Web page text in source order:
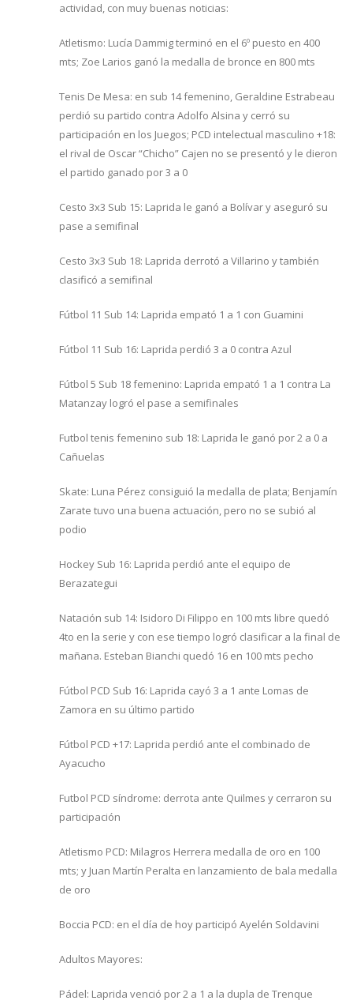
actividad, con muy buenas noticias:
Atletismo: Lucía Dammig terminó en el 6º puesto en 400
mts; Zoe Larios ganó la medalla de bronce en 800 mts
Tenis De Mesa: en sub 14 femenino, Geraldine Estrabeau
perdió su partido contra Adolfo Alsina y cerró su
participación en los Juegos; PCD intelectual masculino +18:
el rival de Oscar “Chicho” Cajen no se presentó y le dieron
el partido ganado por 3 a 0
Cesto 3x3 Sub 15: Laprida le ganó a Bolívar y aseguró su
pase a semifinal
Cesto 3x3 Sub 18: Laprida derrotó a Villarino y también
clasificó a semifinal
Fútbol 11 Sub 14: Laprida empató 1 a 1 con Guamini
Fútbol 11 Sub 16: Laprida perdió 3 a 0 contra Azul
Fútbol 5 Sub 18 femenino: Laprida empató 1 a 1 contra La
Matanzay logró el pase a semifinales
Futbol tenis femenino sub 18: Laprida le ganó por 2 a 0 a
Cañuelas
Skate: Luna Pérez consiguió la medalla de plata; Benjamín
Zarate tuvo una buena actuación, pero no se subió al
podio
Hockey Sub 16: Laprida perdió ante el equipo de
Berazategui
Natación sub 14: Isidoro Di Filippo en 100 mts libre quedó
4to en la serie y con ese tiempo logró clasificar a la final de
mañana. Esteban Bianchi quedó 16 en 100 mts pecho
Fútbol PCD Sub 16: Laprida cayó 3 a 1 ante Lomas de
Zamora en su último partido
Fútbol PCD +17: Laprida perdió ante el combinado de
Ayacucho
Futbol PCD síndrome: derrota ante Quilmes y cerraron su
participación
Atletismo PCD: Milagros Herrera medalla de oro en 100
mts; y Juan Martín Peralta en lanzamiento de bala medalla
de oro
Boccia PCD: en el día de hoy participó Ayelén Soldavini
Adultos Mayores:
Pádel: Laprida venció por 2 a 1 a la dupla de Trenque